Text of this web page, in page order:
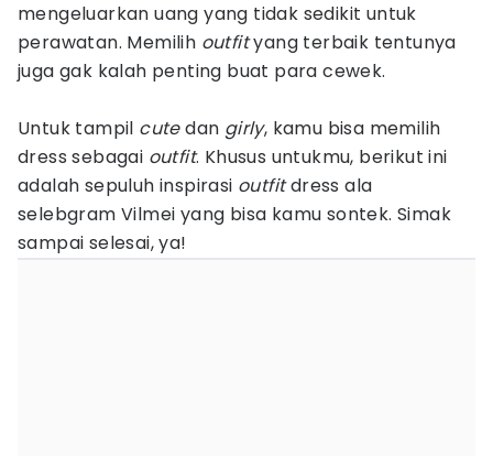
mengeluarkan uang yang tidak sedikit untuk
perawatan. Memilih outfityang terbaik tentunya
juga gak kalah penting buat para cewek.
Untuk tampil cutedan girly, kamu bisa memilih
dress sebagai outfit. Khusus untukmu, berikut ini
adalah sepuluh inspirasi outfitdress ala
selebgram Vilmei yang bisa kamu sontek. Simak
sampai selesai, ya!